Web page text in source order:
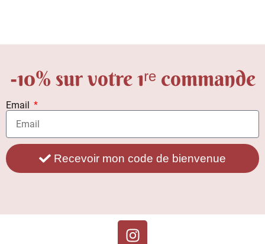
-10% sur votre 1ʳᵉ commande
Email
Recevoir mon code de bienvenue